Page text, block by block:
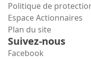
Politique de
Espace Actionnaires
Plan du site
Suivez-nous
Facebook